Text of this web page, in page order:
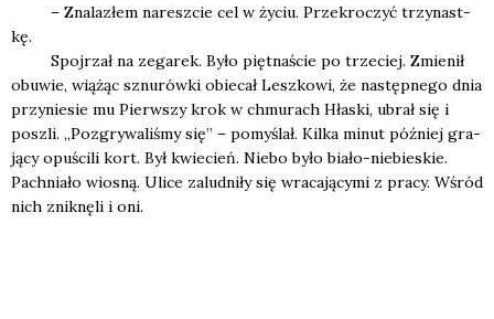
– Zna­la­złem naresz­cie cel w życiu. Prze­kro­czyć trzy­nast­
kę.
Spoj­rzał na zega­rek. Było pięt­na­ście po trze­ciej. Zmie­nił
obu­wie, wią­żąc sznu­rów­ki obie­cał Lesz­ko­wi, że następ­ne­go dnia
przy­nie­sie mu Pierw­szy krok w chmu­rach Hła­ski, ubrał się i
poszli. „Pozgry­wa­li­śmy się” – pomy­ślał. Kil­ka minut póź­niej gra­
ją­cy opu­ści­li kort. Był kwie­cień. Nie­bo było bia­ło-nie­bie­skie.
Pach­nia­ło wio­sną. Uli­ce zalud­ni­ły się wra­ca­ją­cy­mi z pra­cy. Wśród
nich znik­nę­li i oni.